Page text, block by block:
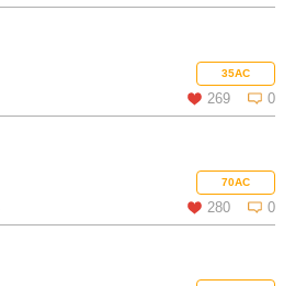
コメントを見る35AC
269 0
コメントを見る70AC
280 0